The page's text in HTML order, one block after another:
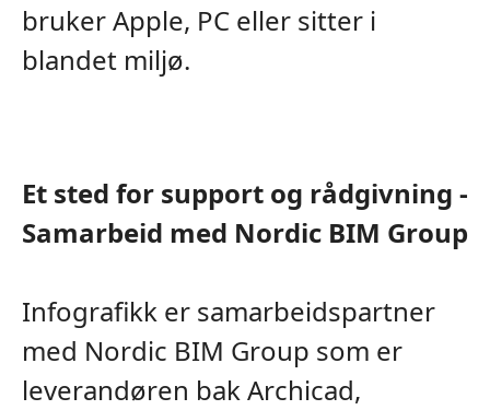
bruker Apple, PC eller sitter i
blandet miljø.
Et sted for support og rådgivning -
Samarbeid med Nordic BIM Group
Infografikk er samarbeidspartner
med Nordic BIM Group som er
leverandøren bak Archicad,